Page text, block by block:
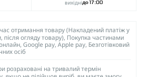
вихіднідо 17:00
отримання товару (Накладений платіж у
після огляду товару), Покупка частинами
Google pay, Apple pay, Безготівковий
осіб
розраховані на тривалий термін